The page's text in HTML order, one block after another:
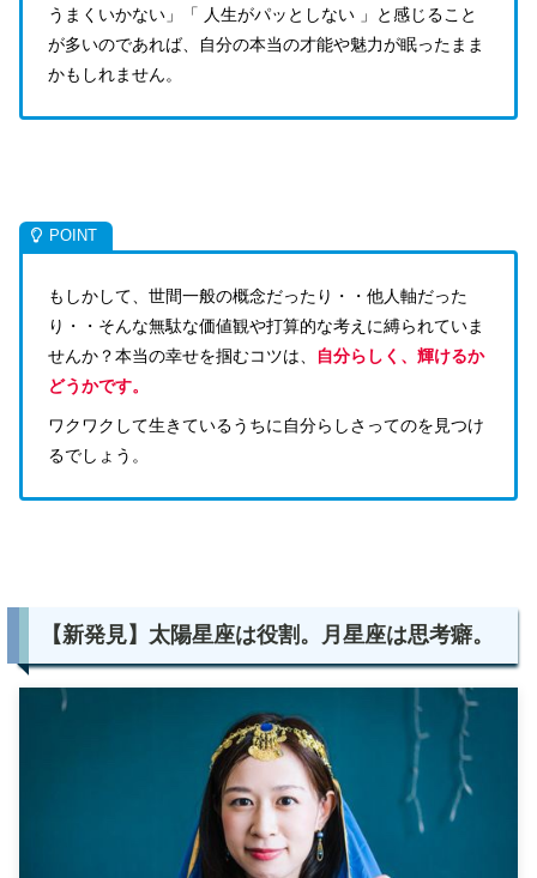
うまくいかない」「 人生がパッとしない 」と感じること
が多いのであれば、自分の本当の才能や魅力が眠ったまま
かもしれません。
もしかして、世間一般の概念だったり・・他人軸だった
り・・そんな無駄な価値観や打算的な考えに縛られていま
せんか？本当の幸せを掴むコツは、
自分らしく、輝けるか
どうかです。
ワクワクして生きているうちに自分らしさってのを見つけ
るでしょう。
【新発見】太陽星座は役割。月星座は思考癖。